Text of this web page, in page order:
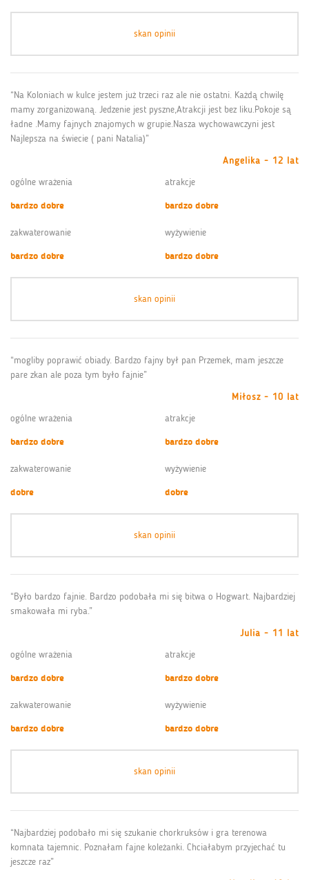
skan opinii
“Na Koloniach w kulce jestem już trzeci raz ale nie ostatni. Każdą chwilę
mamy zorganizowaną. Jedzenie jest pyszne,Atrakcji jest bez liku.Pokoje są
ładne .Mamy fajnych znajomych w grupie.Nasza wychowawczyni jest
Najlepsza na świecie ( pani Natalia)”
Angelika - 12 lat
ogólne wrażenia
bardzo dobre
atrakcje
bardzo dobre
zakwaterowanie
bardzo dobre
wyżywienie
bardzo dobre
skan opinii
“mogliby poprawić obiady. Bardzo fajny był pan Przemek, mam jeszcze
pare zkan ale poza tym było fajnie”
Miłosz - 10 lat
ogólne wrażenia
bardzo dobre
atrakcje
bardzo dobre
zakwaterowanie
dobre
wyżywienie
dobre
skan opinii
“Było bardzo fajnie. Bardzo podobała mi się bitwa o Hogwart. Najbardziej
smakowała mi ryba.”
Julia - 11 lat
ogólne wrażenia
bardzo dobre
atrakcje
bardzo dobre
zakwaterowanie
bardzo dobre
wyżywienie
bardzo dobre
skan opinii
“Najbardziej podobało mi się szukanie chorkruksów i gra terenowa
komnata tajemnic. Poznałam fajne koleżanki. Chciałabym przyjechać tu
jeszcze raz”